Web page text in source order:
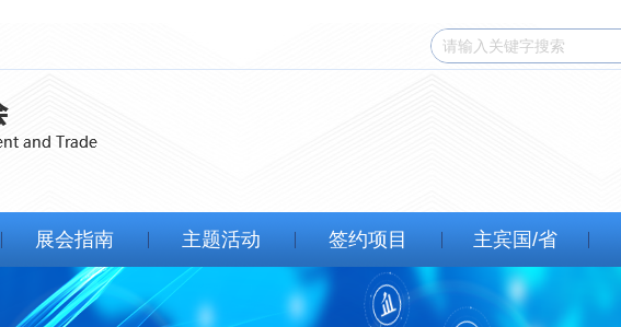
展会指南
展馆规划
主题活动 签约项目
第八届西洽会
主宾国/省
第八届西洽会